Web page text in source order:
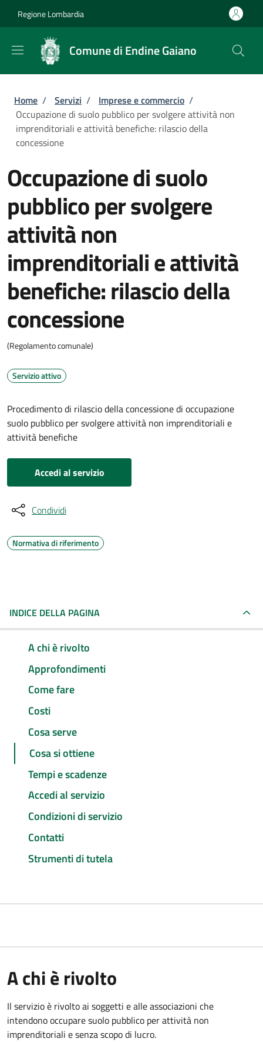
Regione Lombardia
Comune di Endine Gaiano
Briciole di pane
Home / Servizi / Imprese e commercio /
Occupazione di suolo pubblico per svolgere attività non
imprenditoriali e attività benefiche: rilascio della
concessione
Occupazione di suolo
pubblico per svolgere
attività non
imprenditoriali e attività
benefiche: rilascio della
concessione
(Regolamento comunale)
Servizio attivo
Procedimento di rilascio della concessione di occupazione
suolo pubblico per svolgere attività non imprenditoriali e
attività benefiche
Accedi al servizio
Condividi
Normativa di riferimento
INDICE DELLA PAGINA
A chi è rivolto
Approfondimenti
Come fare
Costi
Cosa serve
Cosa si ottiene
Tempi e scadenze
Accedi al servizio
Condizioni di servizio
Contatti
Strumenti di tutela
A chi è rivolto
Il servizio è rivolto ai soggetti e alle associazioni che
intendono occupare suolo pubblico per attività non
imprenditoriali e senza scopo di lucro.